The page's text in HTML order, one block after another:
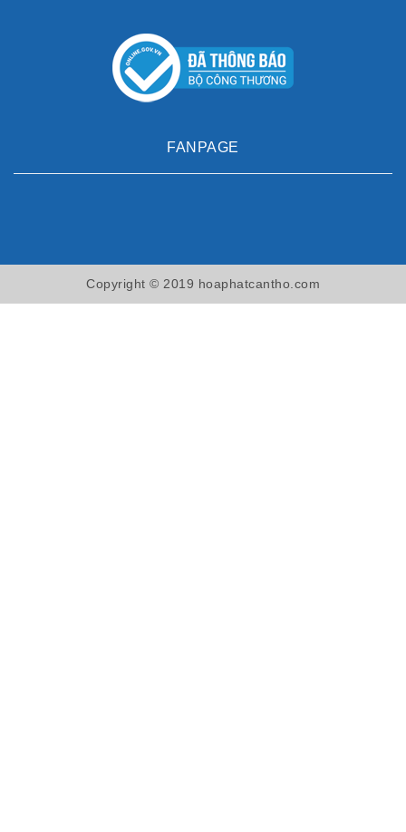
FANPAGE
Copyright © 2019 hoaphatcantho.com